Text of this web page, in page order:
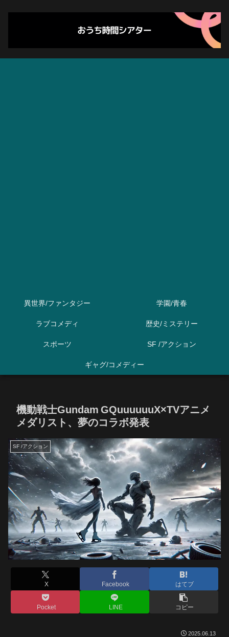
異世界/ファンタジー 学園/青春
ラブコメディ 歴史/ミステリー
スポーツ SF /アクション
ギャグ/コメディー
機動戦士Gundam GQuuuuuuX×TVアニメ
メダリスト、夢のコラボ発表
SF /アクション
X Facebook はてブ
Pocket LINE コピー
2025.06.13